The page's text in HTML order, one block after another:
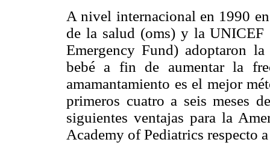
A nivel internacional en 1990
de la salud (oms) y la UNICEF
Emergency Fund) adoptaron
bebé a fin de aumentar la
amamantamiento es el mejor
primeros cuatro a seis meses
siguientes ventajas para la
Academy of Pediatrics respecto